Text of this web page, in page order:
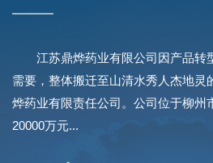
江苏鼎烨药业有限公司因产品转
需要，整体搬迁至山清水秀人杰地灵
烨药业有限责任公司。公司位于柳州
20000万元...